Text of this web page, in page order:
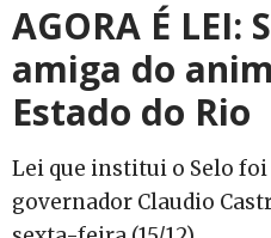
AGORA É LEI:
amiga do
Estado do Rio
Lei que institui o Selo
governador Claudio